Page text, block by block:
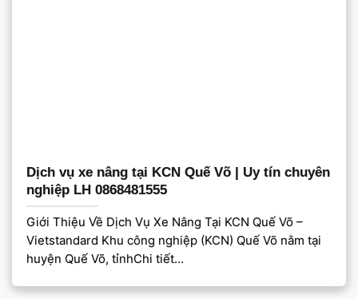
Dịch vụ xe nâng tại KCN Quế Võ | Uy tín chuyên
nghiệp LH 0868481555
Giới Thiệu Về Dịch Vụ Xe Nâng Tại KCN Quế Võ –
Vietstandard Khu công nghiệp (KCN) Quế Võ nằm tại
huyện Quế Võ, tỉnhChi tiết...